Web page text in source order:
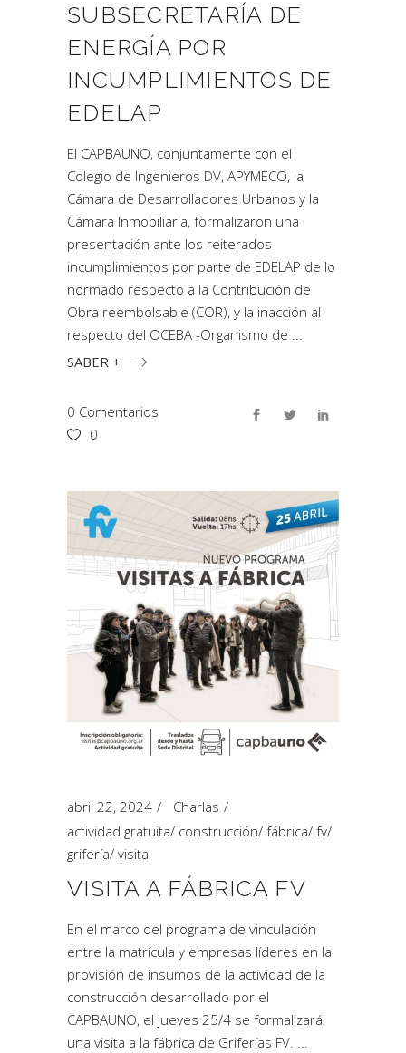
SUBSECRETARÍA DE
ENERGÍA POR
INCUMPLIMIENTOS DE
EDELAP
El CAPBAUNO, conjuntamente con el
Colegio de Ingenieros DV, APYMECO, la
Cámara de Desarrolladores Urbanos y la
Cámara Inmobiliaria, formalizaron una
presentación ante los reiterados
incumplimientos por parte de EDELAP de lo
normado respecto a la Contribución de
Obra reembolsable (COR), y la inacción al
respecto del OCEBA -Organismo de
SABER +
0 Comentarios
0
abril 22, 2024
Charlas
actividad gratuita/ construcción/ fábrica/ fv/
grifería/ visita
VISITA A FÁBRICA FV
En el marco del programa de vinculación
entre la matrícula y empresas líderes en la
provisión de insumos de la actividad de la
construcción desarrollado por el
CAPBAUNO, el jueves 25/4 se formalizará
una visita a la fábrica de Griferías FV.